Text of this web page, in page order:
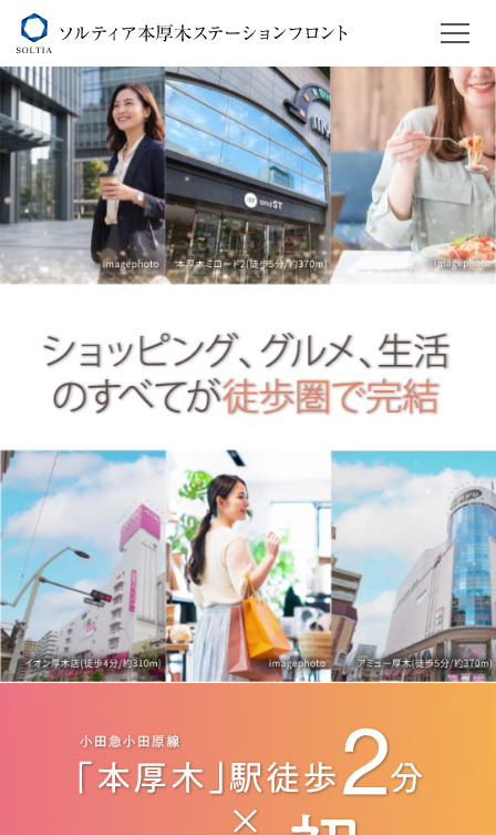
トップ 資産価値
再開発エリア
NEW
ロケーション
アクセス デザイン
コンパクトマンション
構造 セキュリティ
現地・マンションサロン案内図
来場予約
資料請求